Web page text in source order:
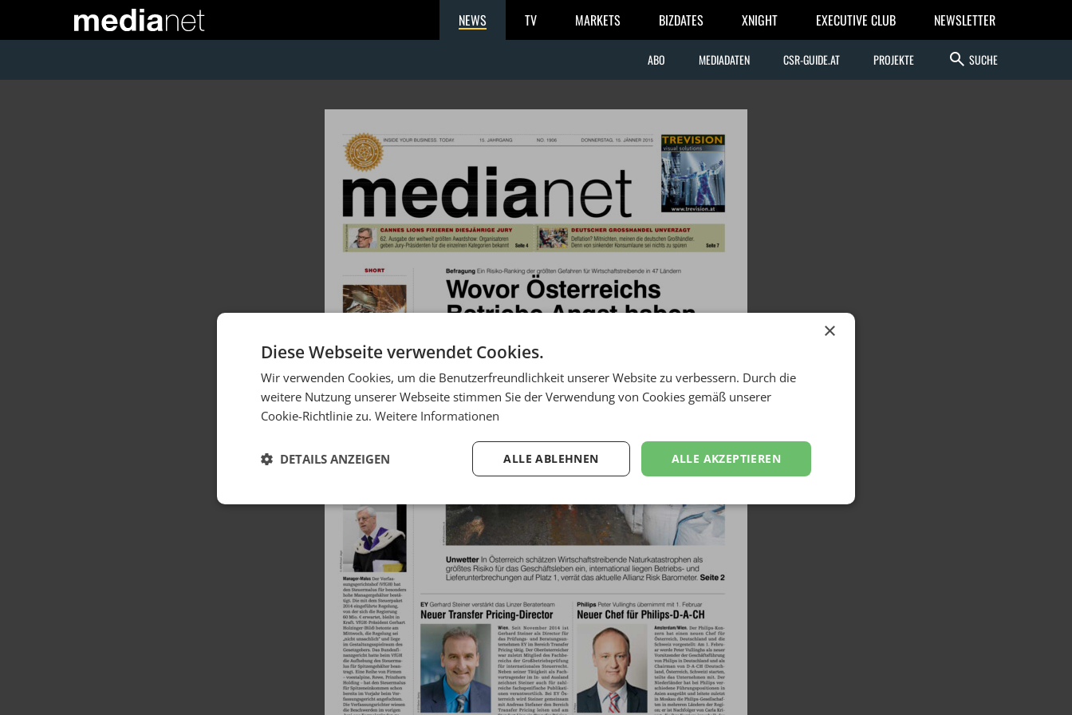
NEWS TV MARKETS BIZDATES XNIGHT EXECUTIVE CLUB NEWSLETTER
ABO MEDIADATEN CSR-GUIDE.AT PROJEKTE search SUCHE
×
Diese Webseite verwendet Cookies.
Wir verwenden Cookies, um die Benutzerfreundlichkeit unserer Website zu verbessern. Durch die
weitere Nutzung unserer Webseite stimmen Sie der Verwendung von Cookies gemäß unserer
Cookie-Richtlinie zu. Weitere Informationen
ALLE AKZEPTIEREN
ALLE ABLEHNEN
DETAILS ANZEIGEN